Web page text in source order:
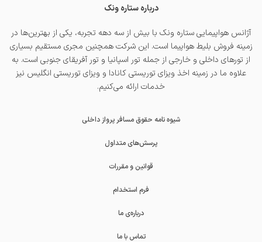
درباره ستاره ونک
آژانس هواپیمایی ستاره ونک با بیش از سه دهه تجربه، یکی از بهترین‌ها در
زمینه فروش بلیط هواپیما است. این شرکت همچنین مجری مستقیم بسیاری
از تورهای داخلی و خارجی از جمله تور اسپانیا و تور آفریقای جنوبی است. به
علاوه ما در زمینه اخذ ویزای توریستی کانادا و ویزای توریستی انگلیس نیز
خدمات ارائه می‌کنیم.
شیوه نامه حقوق مسافر پرواز داخلی
پرسش‌های متداول
قوانین و مقررات
فرم استخدام
درباره‌ی ما
تماس با ما